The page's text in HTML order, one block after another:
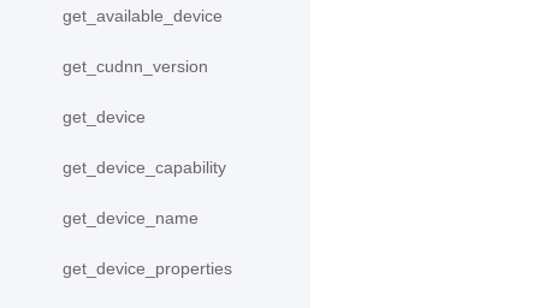
get_available_device
get_cudnn_version
get_device
get_device_capability
get_device_name
get_device_properties